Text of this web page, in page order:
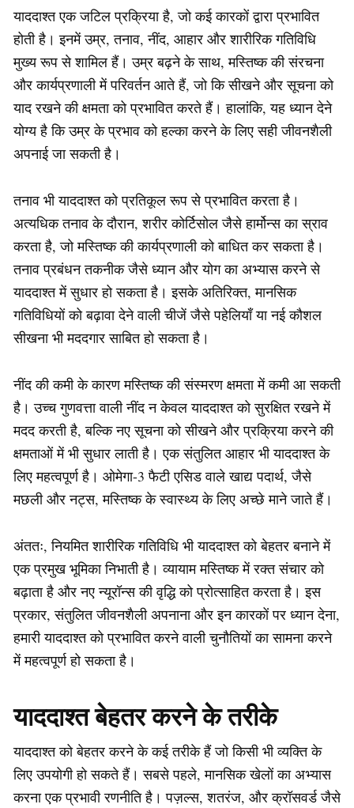
याददाश्त एक जटिल प्रक्रिया है, जो कई कारकों द्वारा प्रभावित
होती है। इनमें उम्र, तनाव, नींद, आहार और शारीरिक गतिविधि
मुख्य रूप से शामिल हैं। उम्र बढ़ने के साथ, मस्तिष्क की संरचना
और कार्यप्रणाली में परिवर्तन आते हैं, जो कि सीखने और सूचना को
याद रखने की क्षमता को प्रभावित करते हैं। हालांकि, यह ध्यान देने
योग्य है कि उम्र के प्रभाव को हल्का करने के लिए सही जीवनशैली
अपनाई जा सकती है।
तनाव भी याददाश्त को प्रतिकूल रूप से प्रभावित करता है।
अत्यधिक तनाव के दौरान, शरीर कोर्टिसोल जैसे हार्मोन्स का स्राव
करता है, जो मस्तिष्क की कार्यप्रणाली को बाधित कर सकता है।
तनाव प्रबंधन तकनीक जैसे ध्यान और योग का अभ्यास करने से
याददाश्त में सुधार हो सकता है। इसके अतिरिक्त, मानसिक
गतिविधियों को बढ़ावा देने वाली चीजें जैसे पहेलियाँ या नई कौशल
सीखना भी मददगार साबित हो सकता है।
नींद की कमी के कारण मस्तिष्क की संस्मरण क्षमता में कमी आ सकती
है। उच्च गुणवत्ता वाली नींद न केवल याददाश्त को सुरक्षित रखने में
मदद करती है, बल्कि नए सूचना को सीखने और प्रक्रिया करने की
क्षमताओं में भी सुधार लाती है। एक संतुलित आहार भी याददाश्त के
लिए महत्वपूर्ण है। ओमेगा-3 फैटी एसिड वाले खाद्य पदार्थ, जैसे
मछली और नट्स, मस्तिष्क के स्वास्थ्य के लिए अच्छे माने जाते हैं।
अंततः, नियमित शारीरिक गतिविधि भी याददाश्त को बेहतर बनाने में
एक प्रमुख भूमिका निभाती है। व्यायाम मस्तिष्क में रक्त संचार को
बढ़ाता है और नए न्यूरॉन्स की वृद्धि को प्रोत्साहित करता है। इस
प्रकार, संतुलित जीवनशैली अपनाना और इन कारकों पर ध्यान देना,
हमारी याददाश्त को प्रभावित करने वाली चुनौतियों का सामना करने
में महत्वपूर्ण हो सकता है।
याददाश्त बेहतर करने के तरीके
याददाश्त को बेहतर करने के कई तरीके हैं जो किसी भी व्यक्ति के
लिए उपयोगी हो सकते हैं। सबसे पहले, मानसिक खेलों का अभ्यास
करना एक प्रभावी रणनीति है। पज़ल्स, शतरंज, और क्रॉसवर्ड जैसे